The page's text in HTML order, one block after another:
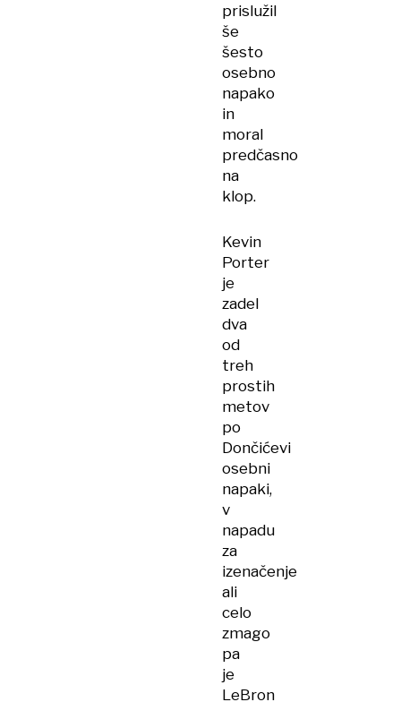
prislužil
še
šesto
osebno
napako
in
moral
predčasno
na
klop.
Kevin
Porter
je
zadel
dva
od
treh
prostih
metov
po
Dončićevi
osebni
napaki,
v
napadu
za
izenačenje
ali
celo
zmago
pa
je
LeBron